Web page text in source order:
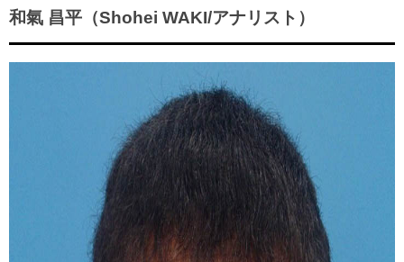
アカデミー
販売スケジュール
ニッパツシート
練習見学について
試合会場アクセス
観戦ルール・マナー
サステナビリティ
ホームタウン活動
横浜FCスポーツクラブ
ニッパツ横浜FCシーガルズ
ファン
横浜FC公式オンラインショップ
スタータークラブ
スペシャルコンテンツ
オリジナルビール
試合日程・結果
アカデミー選手
アカデミースタッフ
パートナー一覧
あしながドリーム基金
お問い合わせ
和氣 昌平（Shohei WAKI/アナリスト）